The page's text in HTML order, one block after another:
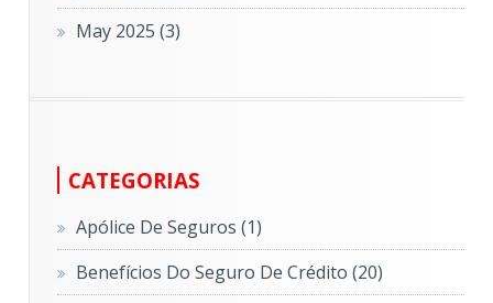
May 2025(3)
CATEGORIAS
Apólice De Seguros(1)
Benefícios Do Seguro De Crédito(20)